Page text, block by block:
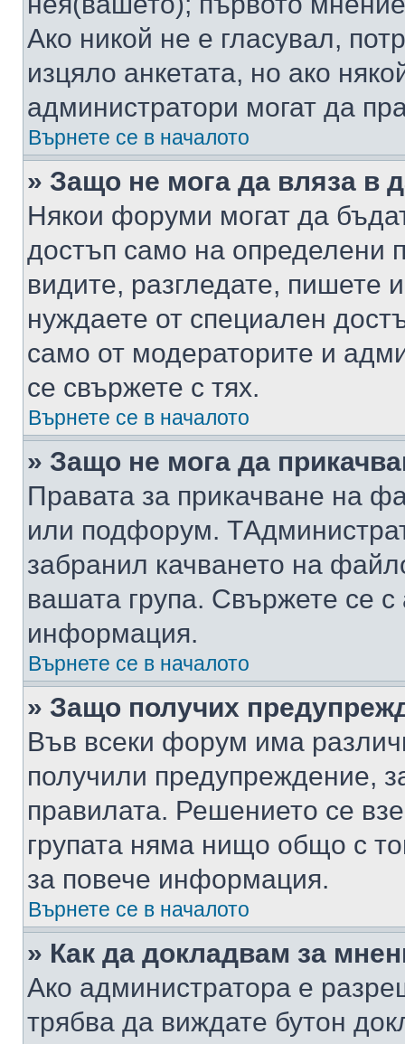
Ако никой не е гласувал,
изцяло анкетата, но ако
администратори могат да
Върнете се в началото
» Защо не мога да вляза в
Някои форуми могат да
достъп само на определени
видите, разгледате, пишете
нуждаете от специален
само от модераторите и
се свържете с тях.
Върнете се в началото
» Защо не мога да
Правата за прикачване на
или подфорум.
забранил качването на
вашата група. Свържете се
информация.
Върнете се в началото
» Защо получих
Във всеки форум има
получили предупреждение,
правилата. Решението се
групата няма нищо общо с
за повече информация.
Върнете се в началото
» Как да докладвам за
Ако администратора е
трябва да виждате бутон